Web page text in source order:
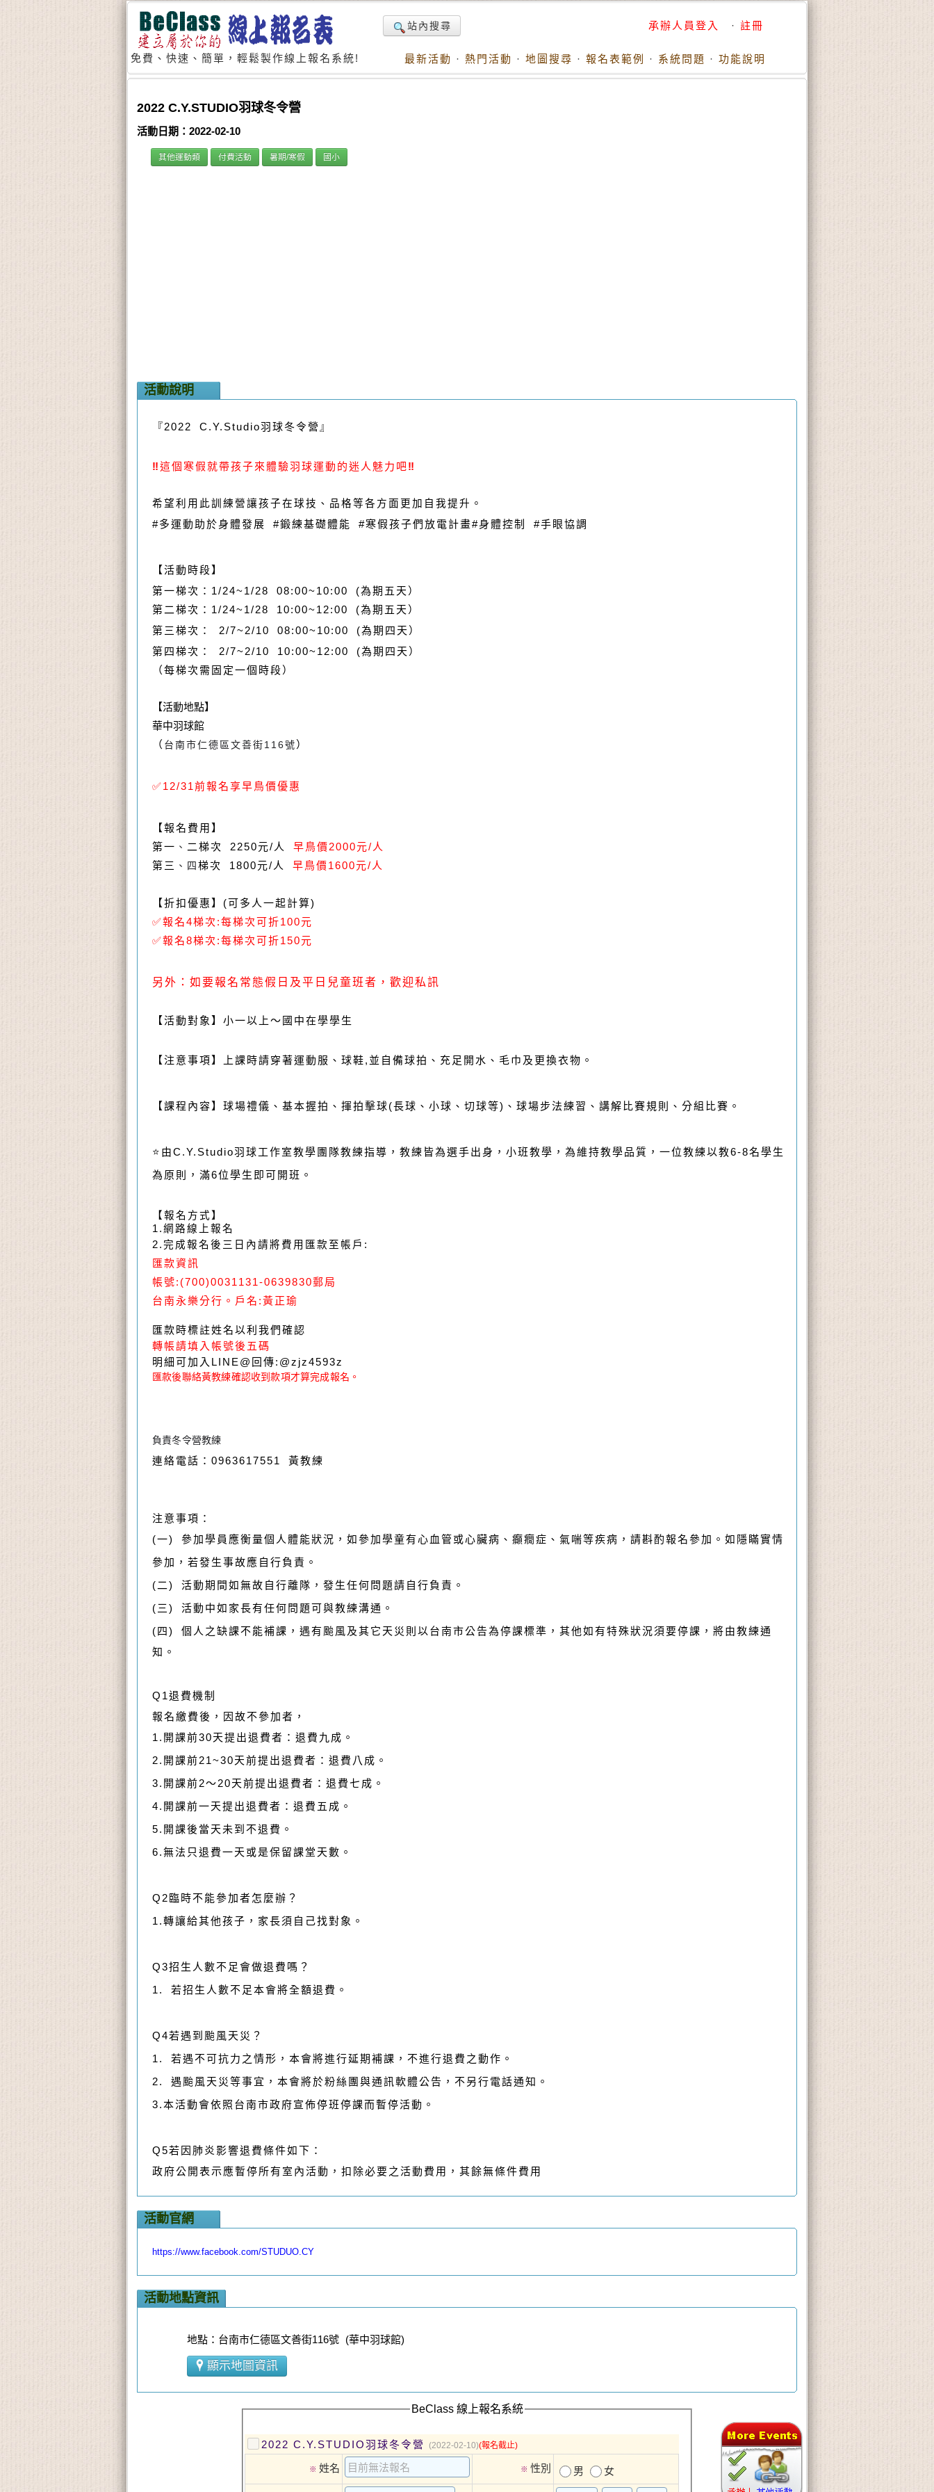
免費、快速、簡單，輕鬆製作線上報名系統!
站內搜尋 承辦人員登入 · 註冊
最新活動 · 熱門活動 · 地圖搜尋 · 報名表範例 · 系統問題 · 功能說明
2022 C.Y.STUDIO羽球冬令營
活動日期：2022-02-10
其他運動類 付費活動 暑期/寒假 國小
活動說明
『2022 C.Y.Studio羽球冬令營』
‼️這個寒假就帶孩子來體驗羽球運動的迷人魅力吧‼️
希望利用此訓練營讓孩子在球技、品格等各方面更加自我提升。
#多運動助於身體發展 #鍛練基礎體能 #寒假孩子們放電計畫#身體控制 #手眼協調
【活動時段】
第一梯次： 1/24~1/28 08:00~10:00 (為期五天）
第二梯次： 1/24~1/28 10:00~12:00
(為期五天）
第三梯次： 2/7~2/10 08:00~10:00 (為期四 天）
第四梯次： 2/7~2/10 10:00~12:00
(為期四天）
（每梯次需固定一個時段）
【活動地點】
華中羽球館
（ 台南市仁德區文善街116號）
✅12/31前報名享早鳥價優惠
【報名費用】
第一 、 二 梯次 2250元/ 人 早鳥價2000元/ 人
第三 、四 梯次 1800元/ 人 早鳥價1600元/ 人
【折扣優惠】(可多人一起計算)
✅報名4梯次:每梯次可折100元
✅報名8梯次:每梯次可折150元
另外：如要報名常態假日及平日兒童班者，歡迎私訊
【活動對象】小一以上～國中在學學生
【注意事項】上課時請穿著運動服、球鞋, 並自備球拍、充足開水、毛巾及更換衣物。
【課程內容】球場禮儀、基本握拍、揮拍擊球(長球、小球、切球等) 、球場步法練習、講解比賽規則、分組比賽。
⭐ 由C.Y.Studio羽球工作室教學團隊教練指導，教練皆為選手出身，小班教學，為維持教學品質，一位教練以教6-8名學生
為原則，滿6位學生即可開班。
【報名方式】
1.網路線上報名
2.完成報名後三日內請將費用匯款至帳戶:
匯款資訊
帳號:(700)0031131-0639830郵局
台南永樂分行。戶名:黃正瑜
匯款時標註姓名以利我們確認
轉帳請填入帳號後五碼
明細可加入LINE@回傳:@zjz4593z
匯款後聯絡黃教練確認收到款項才算完成報名。
負責冬令營教練
連絡 電話：0963617551 黃教練
注意事項：
(一) 參加學員應衡量個人體能狀況，如參加學童有心血管或心臟病、癲癇症、氣喘等疾病，請斟酌報名參加。如隱瞞實情
參加，若發生事故應自行負責。
( 二 ) 活動期間如無故自行離隊，發生任何問題請自行負責。
(三) 活動中如家長有任何問題可與教練溝通。
(四) 個人之缺課不能補課，遇有颱風及其它天災則以台南市公告為停課標準，其他如有特殊狀況須要停課，將由教練通
知。
Q1退費機制
報名繳費後，因故不參加者，
1. 開課前30天提出退費者：退費九成。
2. 開課前21~30天前提出退費者：退費八成。
3. 開課前2～20天前提出退費者：退費七成。
4. 開課前一天提出退費者：退費五成。
5. 開課後當天未到不退費。
6.無法只退費一天或是保留課堂天數。
Q2 臨時不能參加者怎麼辦？
1.轉讓給其他孩子，家長須自己找對象。
Q3招生人數不足會做退費嗎？
1. 若招生人數不足本會將全額退費。
Q4若遇到颱風天災？
1. 若遇不可抗力之情形，本會將進行延期補課，不進行退費之動作。
2. 遇颱風天災等事宜，本會將於粉絲團與通訊軟體公告，不另行電話通知。
3.本活動會依照台南市政府宣佈停班停課而暫停活動。
Q5若因肺炎影響退費條件如下：
政府公開表示應暫停所有室內活動，扣除必要之活動費用，其餘無條件費用
活動官網
https://www.facebook.com/STUDUO.CY
活動地點資訊
地點：台南市仁德區文善街116號 (華中羽球館)
顯示地圖資訊
BeClass 線上報名系統
2022 C.Y.STUDIO羽球冬令營 (2022-02-10)(報名截止)
※ 姓名 ※ 性別 男 女